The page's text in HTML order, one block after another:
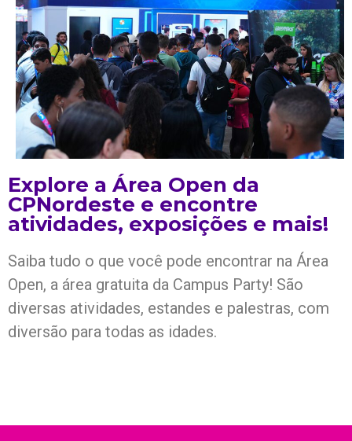
Explore a Área Open da
CPNordeste e encontre
atividades, exposições e mais!
Saiba tudo o que você pode encontrar na Área
Open, a área gratuita da Campus Party! São
diversas atividades, estandes e palestras, com
diversão para todas as idades.